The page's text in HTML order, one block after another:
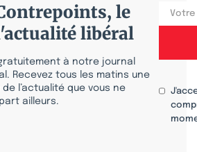
le
libéral
à notre journal
Recevez tous les matins une
l’actualité que vous ne
ailleurs.